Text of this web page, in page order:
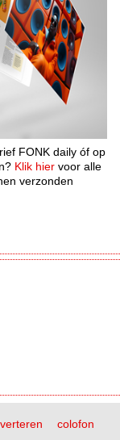
FONK daily óf op
Klik hier voor alle
verzonden
colofon